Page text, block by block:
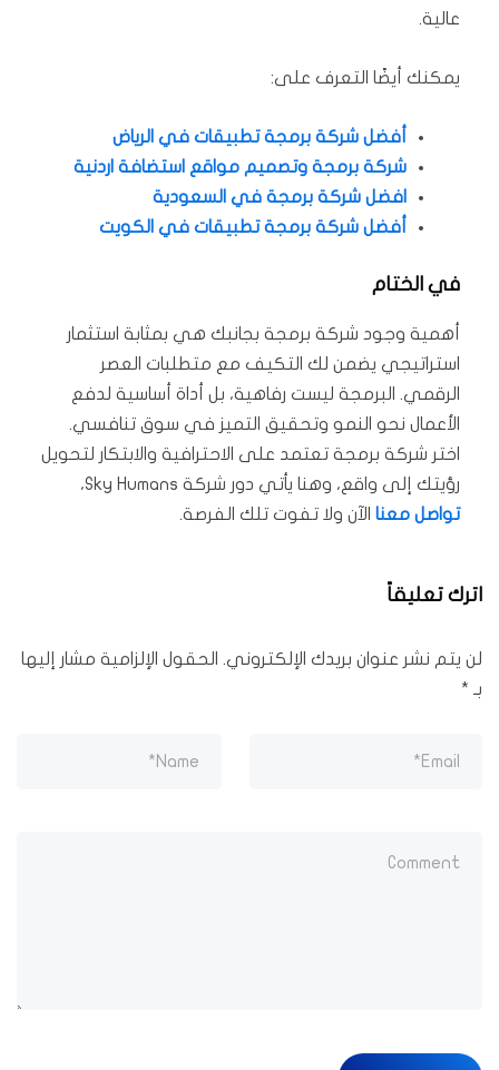
عالية.
يمكنك أيضًا التعرف على:
أفضل شركة برمجة تطبيقات في الرياض
شركة برمجة وتصميم مواقع استضافة اردنية
افضل شركة برمجة في السعودية
أفضل شركة برمجة تطبيقات في الكويت
في الختام
أهمية وجود شركة برمجة بجانبك هي بمثابة استثمار
استراتيجي يضمن لك التكيف مع متطلبات العصر
الرقمي. البرمجة ليست رفاهية، بل أداة أساسية لدفع
الأعمال نحو النمو وتحقيق التميز في سوق تنافسي.
اختر شركة برمجة تعتمد على الاحترافية والابتكار لتحويل
رؤيتك إلى واقع، وهنا يأتي دور شركة Sky Humans،
تواصل معنا الآن ولا تفوت تلك الفرصة.
اترك تعليقاً
لن يتم نشر عنوان بريدك الإلكتروني. الحقول الإلزامية مشار إليها
بـ *